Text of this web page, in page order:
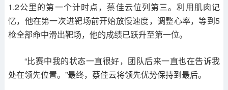
1.2公里的第一个计时点，蔡佳云位列第三。利用肌肉记
忆，他在第一次进靶场前开始放慢速度，调整心率，等到5
枪全部命中滑出靶场，他的成绩已跃升至第一位。
“比赛中我的状态一直很好，团队后来一直也在告诉我
处在领先位置。”最终，蔡佳云将领先优势保持到最后。